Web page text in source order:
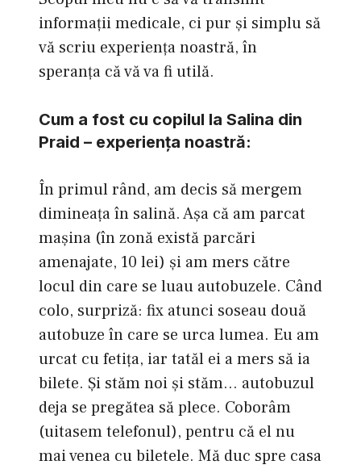
informaţii medicale, ci pur şi simplu să
vă scriu experienţa noastră, în
speranţa că vă va fi utilă.
Cum a fost cu copilul la Salina din
Praid – experienţa noastră:
În primul rând, am decis să mergem
dimineaţa în salină. Aşa că am parcat
maşina (în zonă există parcări
amenajate, 10 lei) şi am mers către
locul din care se luau autobuzele. Când
colo, surpriză: fix atunci soseau două
autobuze în care se urca lumea. Eu am
urcat cu fetiţa, iar tatăl ei a mers să ia
bilete. Şi stăm noi şi stăm… autobuzul
deja se pregătea să plece. Coborâm
(uitasem telefonul), pentru că el nu
mai venea cu biletele. Mă duc spre casa